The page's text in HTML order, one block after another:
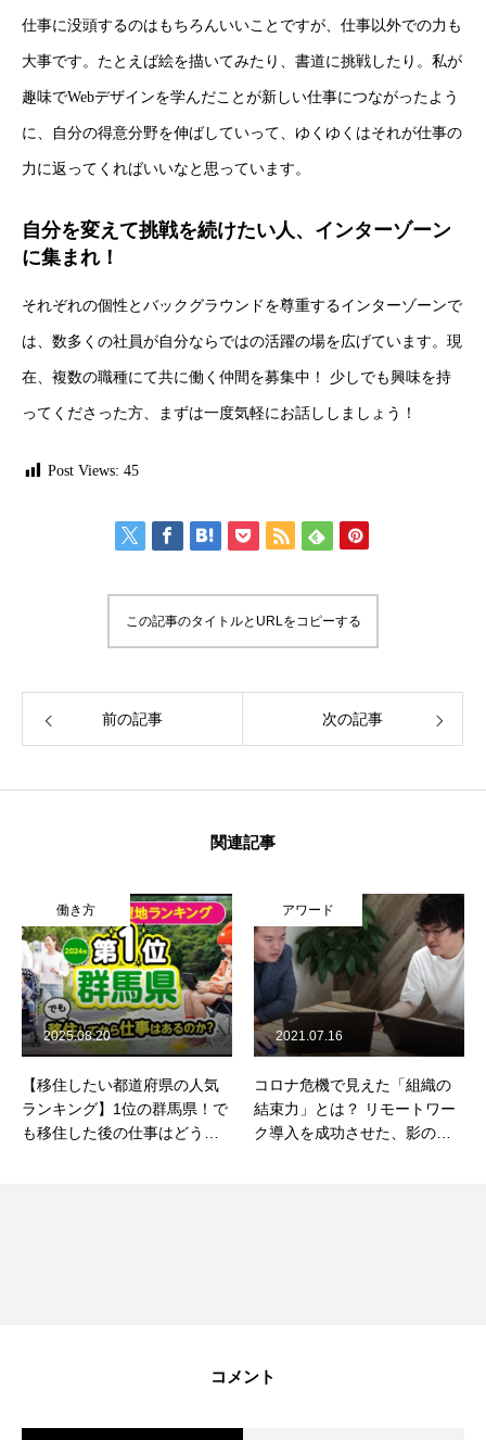
仕事に没頭するのはもちろんいいことですが、仕事以外での力も
大事です。たとえば絵を描いてみたり、書道に挑戦したり。私が
趣味でWebデザインを学んだことが新しい仕事につながったよう
に、自分の得意分野を伸ばしていって、ゆくゆくはそれが仕事の
力に返ってくればいいなと思っています。
自分を変えて挑戦を続けたい人、インターゾーン
に集まれ！
それぞれの個性とバックグラウンドを尊重するインターゾーンで
は、数多くの社員が自分ならではの活躍の場を広げています。現
在、複数の職種にて共に働く仲間を募集中！ 少しでも興味を持
ってくださった方、まずは一度気軽にお話ししましょう！
Post Views: 45
この記事のタイトルとURLをコピーする
前の記事 次の記事
関連記事
働き方
【移住したい都道府県の人気
ランキング】1位の群馬県！で
も移住した後の仕事はどうす
2025.08.20
アワード
コロナ危機で見えた「組織の
結束力」とは？ リモートワー
ク導入を成功させた、影の立
2021.07.16
コメント